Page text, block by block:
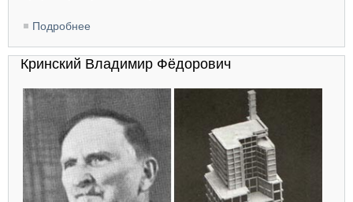
Подробнее
Кринский Владимир Фёдорович